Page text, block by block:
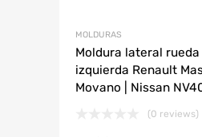
MOLDURAS
Moldura lateral
izquierda Renault
Movano | Nissan
(0 reviews)